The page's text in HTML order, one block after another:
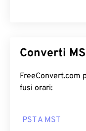
Converti
FreeConvert.com
fusi orari:
PST A MST